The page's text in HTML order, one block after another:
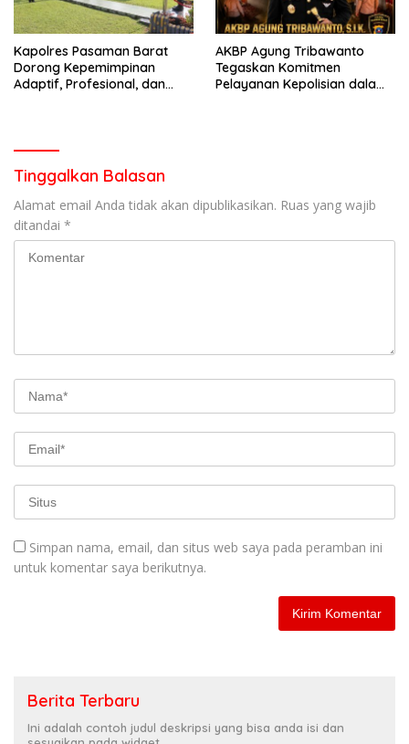
Kapolres Pasaman Barat
Dorong Kepemimpinan
Adaptif, Profesional, dan
AKBP Agung Tribawanto
Tegaskan Komitmen
Pelayanan Kepolisian dalam
Tinggalkan Balasan
Alamat email Anda tidak akan dipublikasikan. Ruas yang wajib
ditandai *
Simpan nama, email, dan situs web saya pada peramban ini
untuk komentar saya berikutnya.
Berita Terbaru
Ini adalah contoh judul deskripsi yang bisa anda isi dan